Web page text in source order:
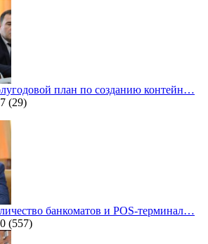
план по созданию контейн…
(29)
банкоматов и POS-терминал…
(557)